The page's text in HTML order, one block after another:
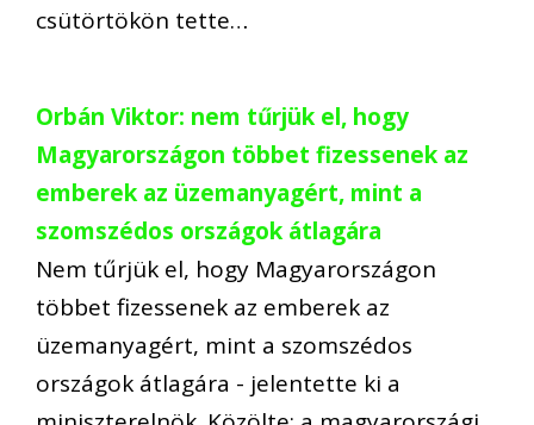
csütörtökön tette…
Orbán Viktor: nem tűrjük el, hogy
Magyarországon többet fizessenek az
emberek az üzemanyagért, mint a
szomszédos országok átlagára
Nem tűrjük el, hogy Magyarországon
többet fizessenek az emberek az
üzemanyagért, mint a szomszédos
országok átlagára - jelentette ki a